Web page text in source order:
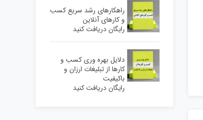
راهکارهای رشد سریع کسب
و کارهای آنلاین
رایگان دریافت کنید
دلایل بهره وری کسب و
کارها از تبلیغات ارزان و
باکیفیت
رایگان دریافت کنید